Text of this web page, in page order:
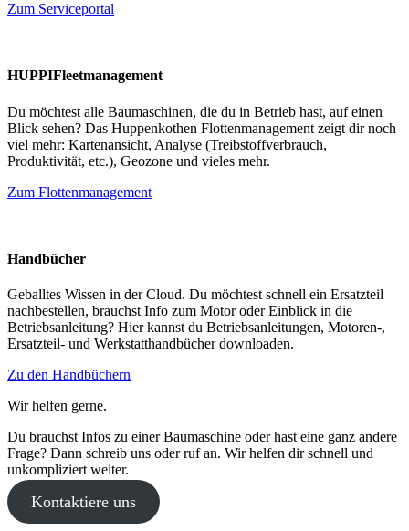
Zum Serviceportal
HUPPIFleetmanagement
Du möchtest alle Baumaschinen, die du in Betrieb hast, auf einen
Blick sehen? Das Huppenkothen Flottenmanagement zeigt dir noch
viel mehr: Kartenansicht, Analyse (Treibstoffverbrauch,
Produktivität, etc.), Geozone und vieles mehr.
Zum Flottenmanagement
Handbücher
Geballtes Wissen in der Cloud. Du möchtest schnell ein Ersatzteil
nachbestellen, brauchst Info zum Motor oder Einblick in die
Betriebsanleitung? Hier kannst du Betriebsanleitungen, Motoren-,
Ersatzteil- und Werkstatthandbücher downloaden.
Zu den Handbüchern
Wir helfen gerne.
Du brauchst Infos zu einer Baumaschine oder hast eine ganz andere
Frage? Dann schreib uns oder ruf an. Wir helfen dir schnell und
unkompliziert weiter.
Kontaktiere uns